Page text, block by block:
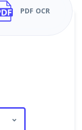
PDF OCR